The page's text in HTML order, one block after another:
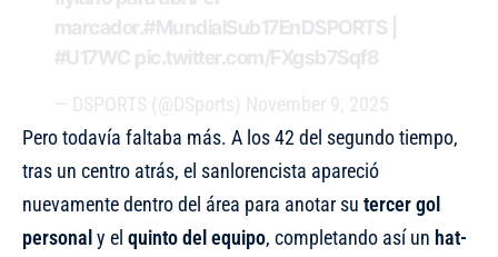
marcador.#MundialSub17EnDSPORTS
#U17WC pic.twitter.com/FXgsb7Sqf8
— DSPORTS (@DSports) November 9, 2025
Pero todavía faltaba más. A los 42 del segundo tiempo,
tras un centro atrás, el sanlorencista apareció
nuevamente dentro del área para anotar su tercer gol
personal y el quinto del equipo, completando así un hat-